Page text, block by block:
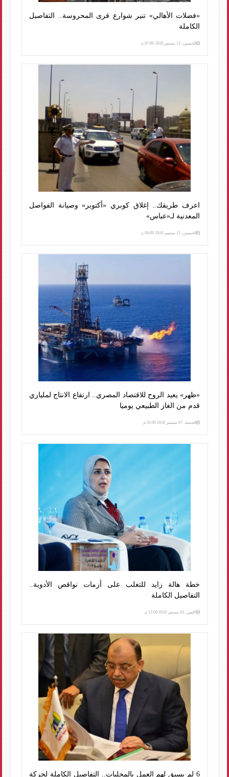
«فضلات الأهالي» تنير شوارع قرى المحروسة.. التفاصيل
الكاملة
الخميس، 13 سبتمبر 2018 07:00 م
اعرف طريقك.. إغلاق كوبري «أكتوبر» وصيانة الفواصل
المعدنية لـ«عباس»
الخميس، 13 سبتمبر 2018 04:09 م
«ظهر» يعيد الروح للاقتصاد المصري.. ارتفاع الانتاج لملياري
قدم من الغاز الطبيعي يوميا
الجمعة، 07 سبتمبر 2018 02:00 م
خطة هالة زايد للتغلب على أزمات نواقص الأدوية..
التفاصيل الكاملة
الإثنين، 03 سبتمبر 2018 12:00 م
6 لم يسبق لهم العمل بالمحليات.. التفاصيل الكاملة لحركة